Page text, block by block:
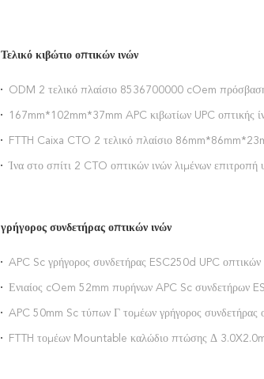
Τελικό κιβώτιο οπτικών ινών
ODM 2 τελικό πλαίσιο 8536700000 cOem
167mm*102mm*37mm APC κιβωτίων UPC οπτικής
FTTH Caixa CTO 2 τελικό πλαίσιο
Ίνα στο σπίτι 2 CTO οπτικών ινών λιμένων επιτροπή
γρήγορος συνδετήρας οπτικών ινών
APC Sc γρήγορος συνδετήρας ESC250d UPC οπτικών
Ενιαίος cOem 52mm πυρήνων APC Sc συνδετήρων
APC 50mm Sc τύπων Γ τομέων γρήγορος συνδετήρας
ίνας συνδετήρων FTTH συνελεύσεων οπτικός
FTTH τομέων Mountable καλώδιο πτώσης Δ